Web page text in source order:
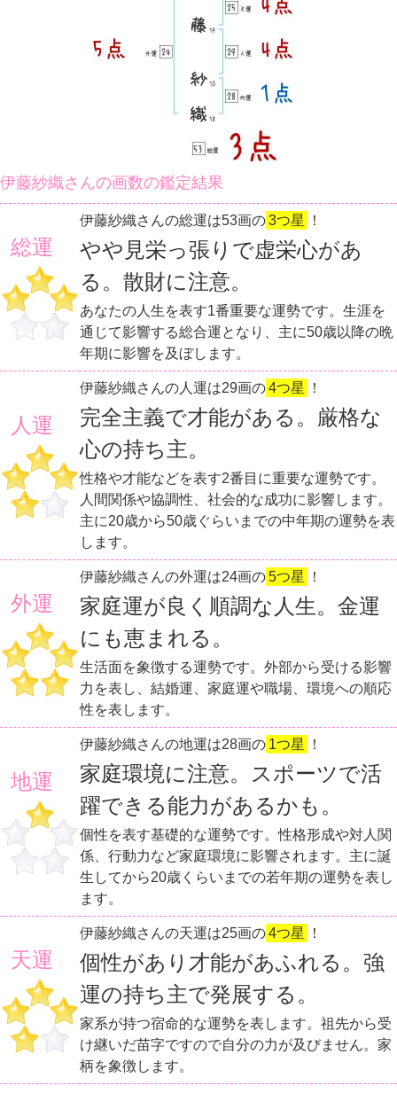
伊藤紗織さんの画数の鑑定結果
総運
伊藤紗織さんの総運は53画の3つ星 ！
やや見栄っ張りで虚栄心があ
る。散財に注意。
あなたの人生を表す1番重要な運勢です。生涯を
通じて影響する総合運となり、主に50歳以降の晩
年期に影響を及ぼします。
人運
伊藤紗織さんの人運は29画の4つ星 ！
完全主義で才能がある。厳格な
心の持ち主。
性格や才能などを表す2番目に重要な運勢です。
人間関係や協調性、社会的な成功に影響します。
主に20歳から50歳ぐらいまでの中年期の運勢を表
します。
外運
伊藤紗織さんの外運は24画の5つ星 ！
家庭運が良く順調な人生。金運
にも恵まれる。
生活面を象徴する運勢です。外部から受ける影響
力を表し、結婚運、家庭運や職場、環境への順応
性を表します。
地運
伊藤紗織さんの地運は28画の 1つ星 ！
家庭環境に注意。スポーツで活
躍できる能力があるかも。
個性を表す基礎的な運勢です。性格形成や対人関
係、行動力など家庭環境に影響されます。主に誕
生してから20歳くらいまでの若年期の運勢を表し
ます。
天運
伊藤紗織さんの天運は25画の4つ星 ！
個性があり才能があふれる。強
運の持ち主で発展する。
家系が持つ宿命的な運勢を表します。祖先から受
け継いだ苗字ですので自分の力が及びません。家
柄を象徴します。